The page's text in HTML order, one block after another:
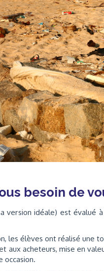
besoin de
version idéale) est évalué
les élèves ont réalisé une
aux acheteurs, mise en
occasion.